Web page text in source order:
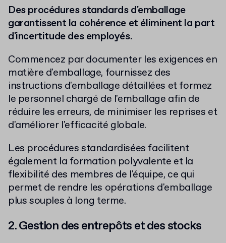
Des procédures standards d'emballage
garantissent la cohérence et éliminent la part
d'incertitude des employés.
Commencez par documenter les exigences en
matière d'emballage, fournissez des
instructions d'emballage détaillées et formez
le personnel chargé de l'emballage afin de
réduire les erreurs, de minimiser les reprises et
d'améliorer l'efficacité globale.
Les procédures standardisées facilitent
également la formation polyvalente et la
flexibilité des membres de l'équipe, ce qui
permet de rendre les opérations d'emballage
plus souples à long terme.
2. Gestion des entrepôts et des stocks